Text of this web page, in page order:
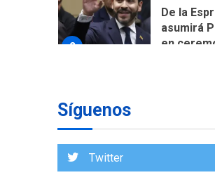
2
De la
asumirá
en
3
de
Síguenos
Twitter